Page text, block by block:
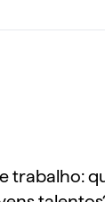
trabalho: